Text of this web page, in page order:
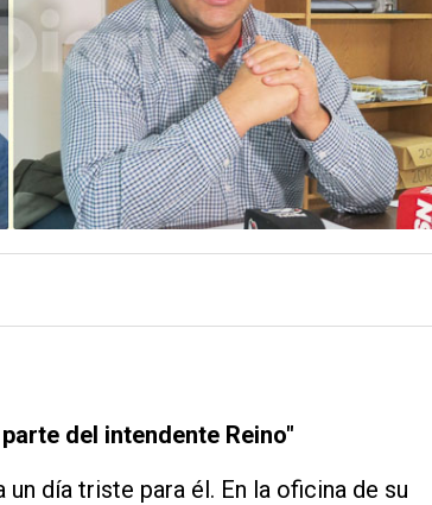
del intendente Reino"
día triste para él. En la oficina de su